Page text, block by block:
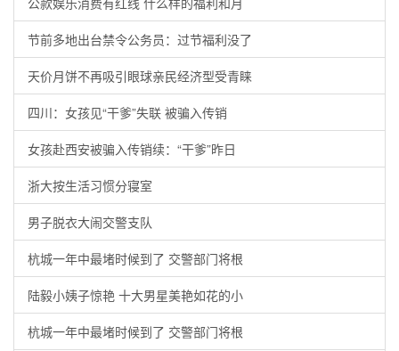
节前多地出台禁令公务员：过节福利没了
天价月饼不再吸引眼球亲民经济型受青睐
四川：女孩见“干爹”失联 被骗入传销
女孩赴西安被骗入传销续：“干爹”昨日
浙大按生活习惯分寝室
男子脱衣大闹交警支队
杭城一年中最堵时候到了 交警部门将根
陆毅小姨子惊艳 十大男星美艳如花的小
杭城一年中最堵时候到了 交警部门将根